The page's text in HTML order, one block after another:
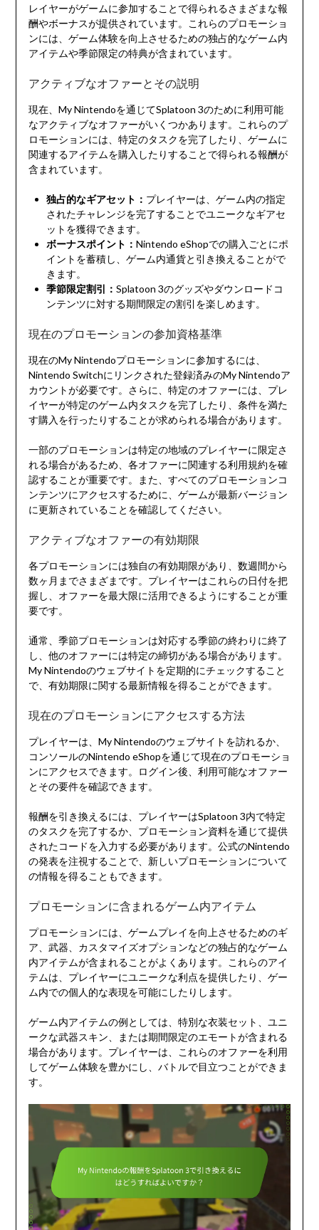
レイヤーがゲームに参加することで得られるさまざまな報
酬やボーナスが提供されています。これらのプロモーショ
ンには、ゲーム体験を向上させるための独占的なゲーム内
アイテムや季節限定の特典が含まれています。
アクティブなオファーとその説明
現在、My Nintendoを通じてSplatoon 3のために利用可能
なアクティブなオファーがいくつかあります。これらのプ
ロモーションには、特定のタスクを完了したり、ゲームに
関連するアイテムを購入したりすることで得られる報酬が
含まれています。
独占的なギアセット： プレイヤーは、ゲーム内の指定
されたチャレンジを完了することでユニークなギアセ
ットを獲得できます。
ボーナスポイント： Nintendo eShopでの購入ごとにポ
イントを蓄積し、ゲーム内通貨と引き換えることがで
きます。
季節限定割引： Splatoon 3のグッズやダウンロードコ
ンテンツに対する期間限定の割引を楽しめます。
現在のプロモーションの参加資格基準
現在のMy Nintendoプロモーションに参加するには、
Nintendo Switchにリンクされた登録済みのMy Nintendoア
カウントが必要です。さらに、特定のオファーには、プレ
イヤーが特定のゲーム内タスクを完了したり、条件を満た
す購入を行ったりすることが求められる場合があります。
一部のプロモーションは特定の地域のプレイヤーに限定さ
れる場合があるため、各オファーに関連する利用規約を確
認することが重要です。また、すべてのプロモーションコ
ンテンツにアクセスするために、ゲームが最新バージョン
に更新されていることを確認してください。
アクティブなオファーの有効期限
各プロモーションには独自の有効期限があり、数週間から
数ヶ月までさまざまです。プレイヤーはこれらの日付を把
握し、オファーを最大限に活用できるようにすることが重
要です。
通常、季節プロモーションは対応する季節の終わりに終了
し、他のオファーには特定の締切がある場合があります。
My Nintendoのウェブサイトを定期的にチェックすること
で、有効期限に関する最新情報を得ることができます。
現在のプロモーションにアクセスする方法
プレイヤーは、My Nintendoのウェブサイトを訪れるか、
コンソールのNintendo eShopを通じて現在のプロモーショ
ンにアクセスできます。ログイン後、利用可能なオファー
とその要件を確認できます。
報酬を引き換えるには、プレイヤーはSplatoon 3内で特定
のタスクを完了するか、プロモーション資料を通じて提供
されたコードを入力する必要があります。公式のNintendo
の発表を注視することで、新しいプロモーションについて
の情報を得ることもできます。
プロモーションに含まれるゲーム内アイテム
プロモーションには、ゲームプレイを向上させるためのギ
ア、武器、カスタマイズオプションなどの独占的なゲーム
内アイテムが含まれることがよくあります。これらのアイ
テムは、プレイヤーにユニークな利点を提供したり、ゲー
ム内での個人的な表現を可能にしたりします。
ゲーム内アイテムの例としては、特別な衣装セット、ユニ
ークな武器スキン、または期間限定のエモートが含まれる
場合があります。プレイヤーは、これらのオファーを利用
してゲーム体験を豊かにし、バトルで目立つことができま
す。